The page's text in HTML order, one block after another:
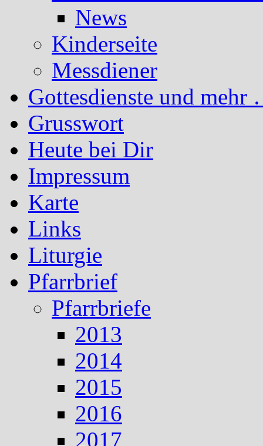
News
Kinderseite
Messdiener
Gottesdienste und mehr
Grusswort
Heute bei Dir
Impressum
Karte
Links
Liturgie
Pfarrbrief
Pfarrbriefe
2013
2014
2015
2016
2017